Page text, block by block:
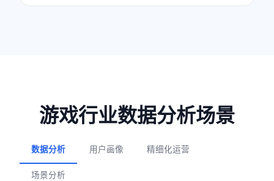
游戏行业数据分析场景
数据分析 用户画像 精细化运营
场景分析